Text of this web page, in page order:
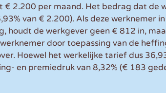
€ 2.200 per maand. Het bedrag dat de
van € 2.200). Als deze werknemer
houdt de werkgever geen € 812 in,
door toepassing van de
Hoewel het werkelijke tarief dus
en premiedruk van 8,32% (€ 183